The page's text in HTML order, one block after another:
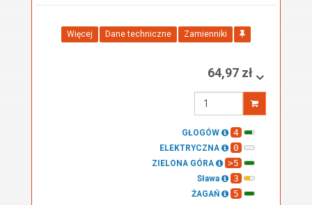
Więcej Dane techniczne Zamienniki
64,97 zł
GŁOGÓW 4
ELEKTRYCZNA 0
ZIELONA GÓRA >5
Sława 3
ŻAGAŃ 5